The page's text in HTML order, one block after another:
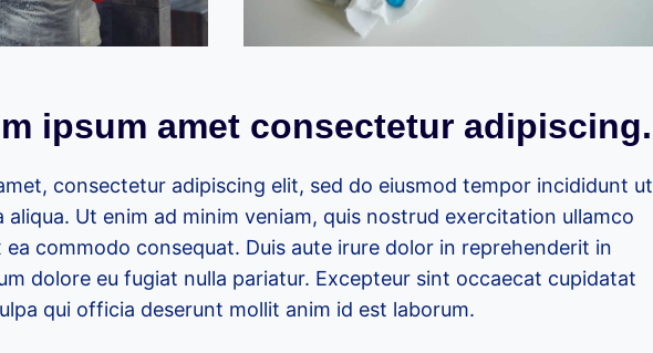
ipsum amet consectetur adipiscing.
consectetur adipiscing elit, sed do eiusmod tempor incididunt ut
aliqua. Ut enim ad minim veniam, quis nostrud exercitation ullamco
ea commodo consequat. Duis aute irure dolor in reprehenderit in
dolore eu fugiat nulla pariatur. Excepteur sint occaecat cupidatat
qui officia deserunt mollit anim id est laborum.